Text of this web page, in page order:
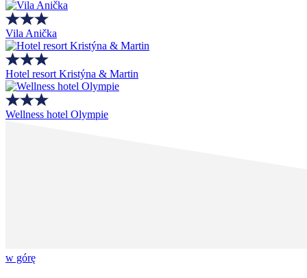
Vila Anička
Hotel resort Kristýna & Martin
Wellness hotel Olympie
w górę